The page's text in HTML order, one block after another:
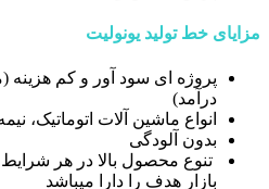
مزایای خط تولید یونولیت
پروژه ای سود آور و کم هزینه
درآمد)
انواع ماشین آلات اتوماتیک،
بدون آلودگی
تنوع محصول بالا در هر شرایط
بازار هدف را دارا میباشد